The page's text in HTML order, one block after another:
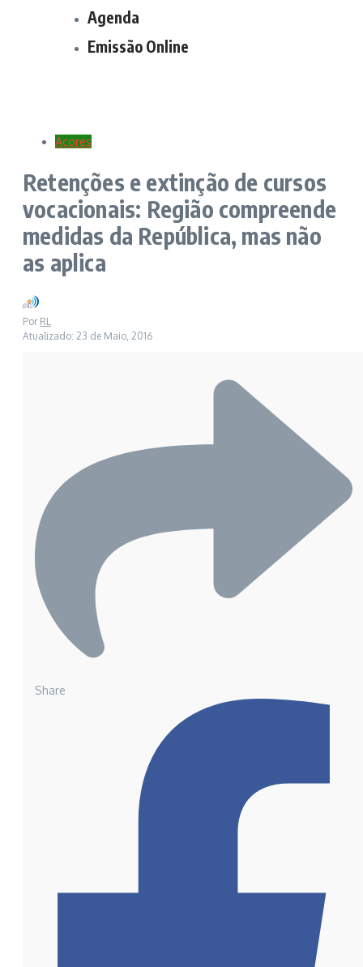
Agenda
Emissão Online
Açores
Retenções e extinção de cursos
vocacionais: Região compreende
medidas da República, mas não
as aplica
Por RL
Atualizado: 23 de Maio, 2016
Share